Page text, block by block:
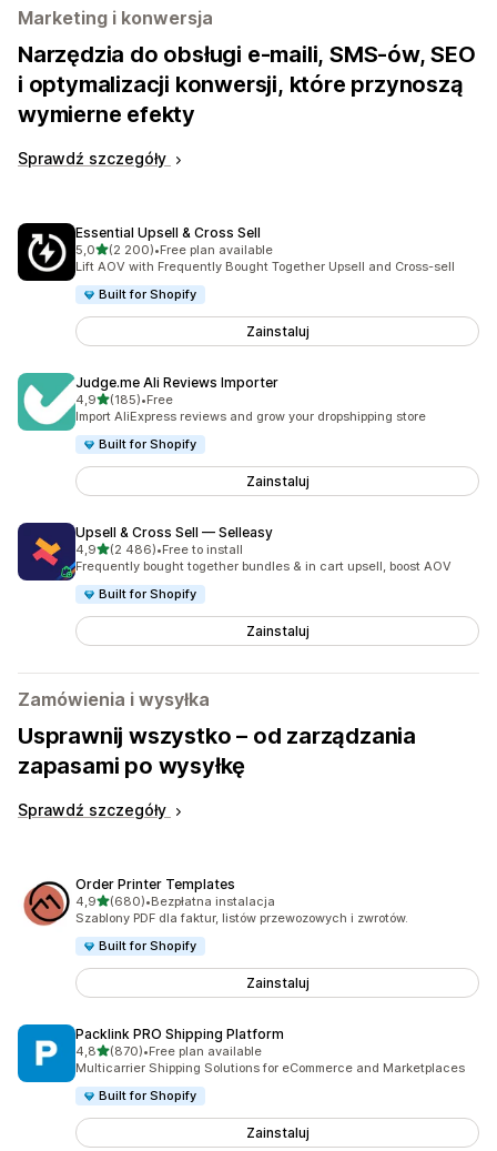
Marketing i konwersja
Narzędzia do obsługi e-maili, SMS-ów, SEO
i optymalizacji konwersji, które przynoszą
wymierne efekty
Sprawdź szczegóły
Essential Upsell & Cross Sell
5,0na 5 gwiazdek
(2 200)
Łączna liczba recenzji: 2200
•Free plan available
Lift AOV with Frequently Bought Together Upsell and Cross-sell
Built for Shopify
Zainstaluj
Judge.me Ali Reviews Importer
4,9na 5 gwiazdek
(185)
Łączna liczba recenzji: 185
•Free
Import AliExpress reviews and grow your dropshipping store
Built for Shopify
Zainstaluj
Upsell & Cross Sell — Selleasy
4,9na 5 gwiazdek
(2 486)
Łączna liczba recenzji: 2486
•Free to install
Frequently bought together bundles & in cart upsell, boost AOV
Built for Shopify
Zainstaluj
Zamówienia i wysyłka
Usprawnij wszystko – od zarządzania
zapasami po wysyłkę
Sprawdź szczegóły
Order Printer Templates
4,9na 5 gwiazdek
(680)
Łączna liczba recenzji: 680
•Bezpłatna instalacja
Szablony PDF dla faktur, listów przewozowych i zwrotów.
Built for Shopify
Zainstaluj
Packlink PRO Shipping Platform
4,8na 5 gwiazdek
(870)
Łączna liczba recenzji: 870
•Free plan available
Multicarrier Shipping Solutions for eCommerce and Marketplaces
Built for Shopify
Zainstaluj